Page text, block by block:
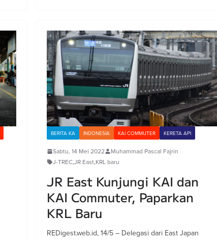
BERITA KA INDONESIA KAI COMMUTER KERETA API
Sabtu, 14 Mei 2022
Muhammad Pascal Fajrin
J-TREC,JR East,KRL baru
JR East Kunjungi KAI dan
KAI Commuter, Paparkan
KRL Baru
REDigest.web.id, 14/5 – Delegasi dari East Japan